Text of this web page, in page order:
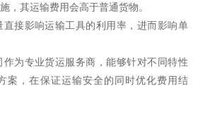
，其运输费用会高于普通货物。
接影响运输工具的利用率，进而影响单
为专业货运服务商，能够针对不同特性
案，在保证运输安全的同时优化费用结